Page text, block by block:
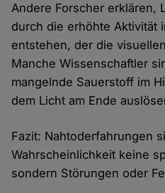
Andere Forscher erklären,
durch die erhöhte Aktivität
entstehen, der die
Manche Wissenschaftler
mangelnde Sauerstoff im
dem Licht am Ende
Fazit: Nahtoderfahrungen
Wahrscheinlichkeit keine
sondern Störungen oder